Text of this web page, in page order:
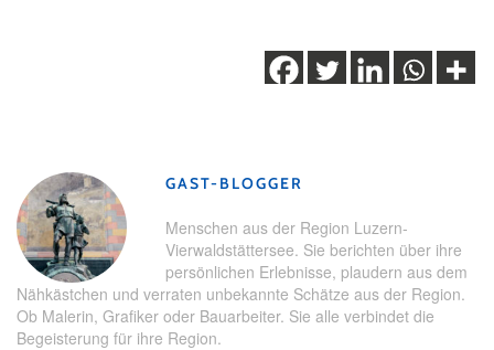
GAST-BLOGGER
Menschen aus der Region Luzern-
Vierwaldstättersee. Sie berichten über ihre
persönlichen Erlebnisse, plaudern aus dem
Nähkästchen und verraten unbekannte Schätze aus der Region.
Ob Malerin, Grafiker oder Bauarbeiter. Sie alle verbindet die
Begeisterung für ihre Region.